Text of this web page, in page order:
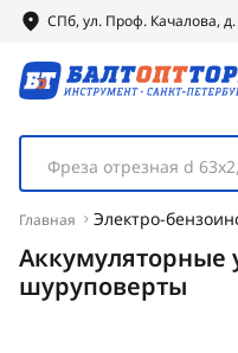
СПб, ул. Проф. Качалова,
Фреза отрезная d
Главная Электро-
Аккумуляторные
шуруповерты